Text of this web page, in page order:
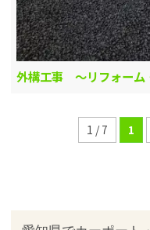
外構工事 ～リフォーム
1 / 7 1